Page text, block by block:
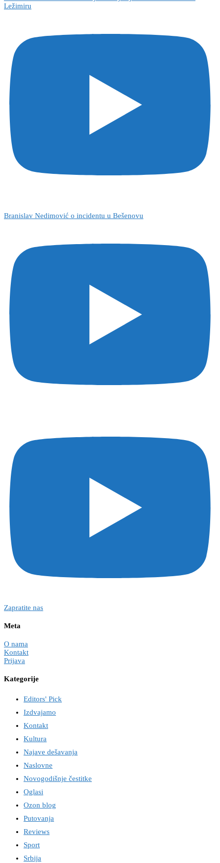
Ležimiru
Branislav Nedimović o incidentu u Bešenovu
Zapratite nas
Meta
O nama
Kontakt
Prijava
Kategorije
Editors' Pick
Izdvajamo
Kontakt
Kultura
Najave dešavanja
Naslovne
Novogodišnje čestitke
Oglasi
Ozon blog
Putovanja
Reviews
Sport
Srbija